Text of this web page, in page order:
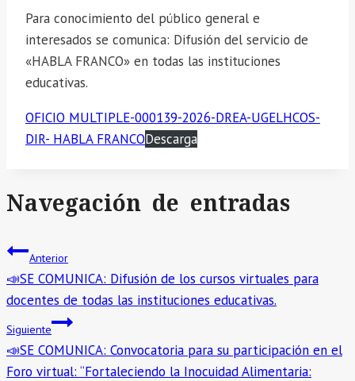
Para conocimiento del público general e
interesados se comunica: Difusión del servicio de
«HABLA FRANCO» en todas las instituciones
educativas.
OFICIO MULTIPLE-000139-2026-DREA-UGELHCOS-
DIR- HABLA FRANCODescarga
Navegación de entradas
Anterior
📣SE COMUNICA: Difusión de los cursos virtuales para
docentes de todas las instituciones educativas.
Siguiente
📣SE COMUNICA: Convocatoria para su participación en el
Foro virtual: “Fortaleciendo la Inocuidad Alimentaria: